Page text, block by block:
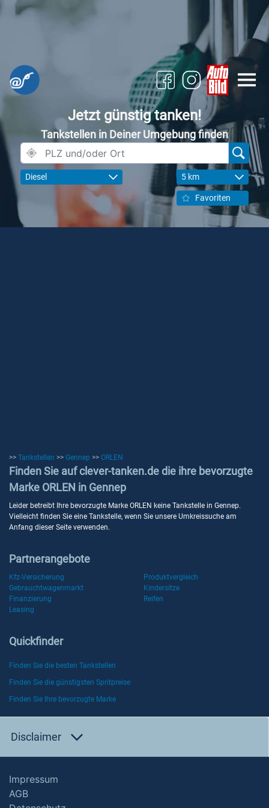
Jetzt günstig tanken!
Tankstellen in Deiner Umgebung finden
Diesel 5 km
Favoriten
>> Tankstellen >> Gennep >> ORLEN
Finden Sie auf clever-tanken.de die ihre bevorzugte
Marke ORLEN in Gennep
Leider betreibt Ihre bevorzugte Marke ORLEN keine Tankstelle in Gennep.
Vielleicht finden Sie eine Tankstelle, wenn Sie unsere Umkreissuche am
Anfang dieser Seite verwenden.
Partnerangebote
Kfz-Versicherung
Produktvergleich
Gebrauchtwagenmarkt
Kindersitze
Finanzierung
Reifen
Leasing
Quickfinder
Finden Sie die besten Tankstellen
Finden Sie die günstigsten Spritpreise
Finden Sie Ihre bevorzugte Marke
Disclaimer
Impressum
AGB